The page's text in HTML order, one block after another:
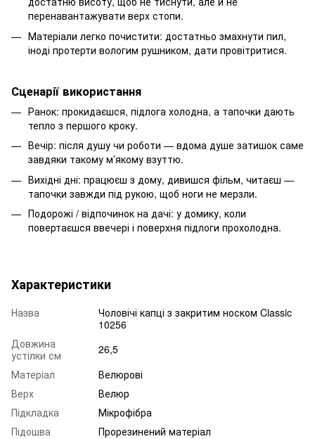
перенавантажувати верх стопи.
Матеріали легко почистити: достатньо змахнути пил,
іноді протерти вологим рушником, дати провітритися.
Сценарії використання
Ранок: прокидаєшся, підлога холодна, а тапочки дають
тепло з першого кроку.
Вечір: після душу чи роботи — вдома душе затишок саме
завдяки такому м’якому взуттю.
Вихідні дні: працюєш з дому, дивишся фільм, читаєш —
тапочки завжди під рукою, щоб ноги не мерзли.
Подорожі / відпочинок на дачі: у домику, коли
повертаєшся ввечері і поверхня підлоги прохолодна.
Характеристики
Назва
Чоловічі капці з закритим носком Classic
10256
Довжина
устілки см
26,5
Матеріал
Велюрові
Верх
Велюр
Підкладка
Мікрофібра
Підошва
Прорезинений матеріал